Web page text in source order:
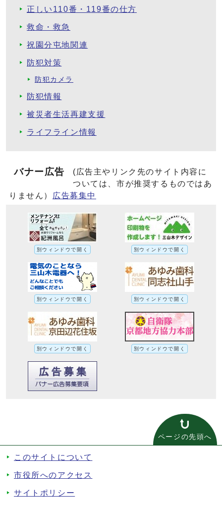
正しい110番・119番の仕方
救命・救急
祝園分屯地関連
防犯対策
防犯カメラ
防犯情報
被災者生活再建支援
ライフライン情報
バナー広告
(広告主やリンク先のサイト内容に
ついては、市が推奨するものではあ
りません）
広告募集中
別ウィンドウで開く 別ウィンドウで開く
別ウィンドウで開く 別ウィンドウで開く
別ウィンドウで開く 別ウィンドウで開く
ページの先頭へ
このサイトについて
市役所へのアクセス
サイトポリシー